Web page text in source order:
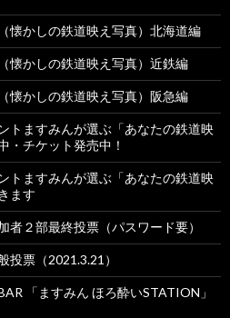
懐かしの鉄道映え写真）北海道編
懐かしの鉄道映え写真）近鉄編
懐かしの鉄道映え写真）阪急編
トますみんが選ぶ「あなたの鉄道映
・チケット発売中！
トますみんが選ぶ「あなたの鉄道映
ます
２部最終投票（パスワード要）
票（2021.3.21）
「ますみん ほろ酔いSTATION」